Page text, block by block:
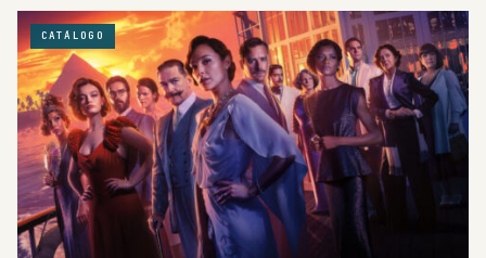
CATÁLOGO